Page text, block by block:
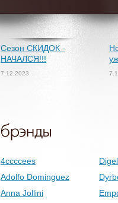
Сезон СКИДОК -
НАЧАЛСЯ!!!
7.12.2023
4ccccees
Adolfo Dominguez
Anna Jollini
Digel